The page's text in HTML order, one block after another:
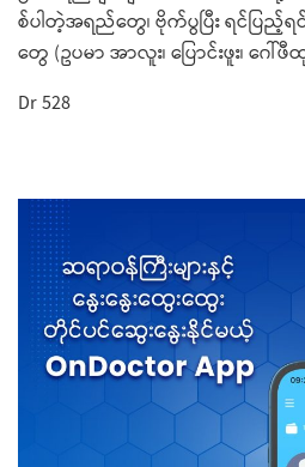
စ်ပါတဲ့အရည်တွေ၊ ဗိုက်ပွပြီး ရင်ပြည့်
တွေ (ဥပမာ အာလူး၊ ပြောင်းဖူး၊ ဂေါ်
Dr 528